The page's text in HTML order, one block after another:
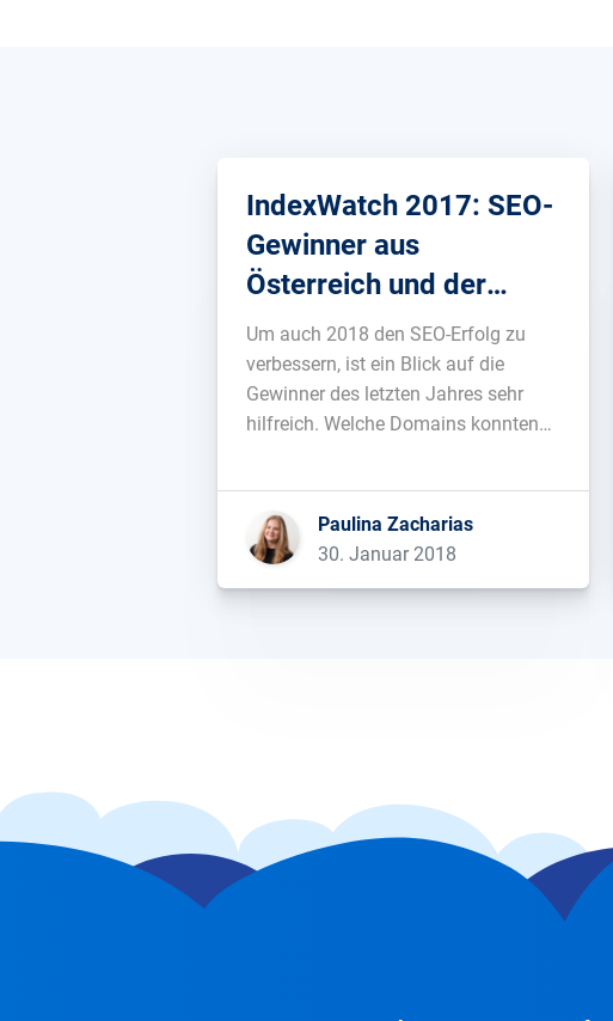
IndexWatch 2017: SEO-
Gewinner aus
Österreich und der
Schweiz
Um auch 2018 den SEO-Erfolg zu
verbessern, ist ein Blick auf die
Gewinner des letzten Jahres sehr
hilfreich. Welche Domains konnten
steigern? Und was können wir von
ihnen lernen?...
Paulina Zacharias
30. Januar 2018